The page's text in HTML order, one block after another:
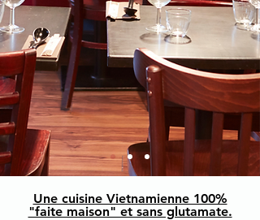
Une cuisine Vietnamienne 100%
"faite maison" et sans glutamate.